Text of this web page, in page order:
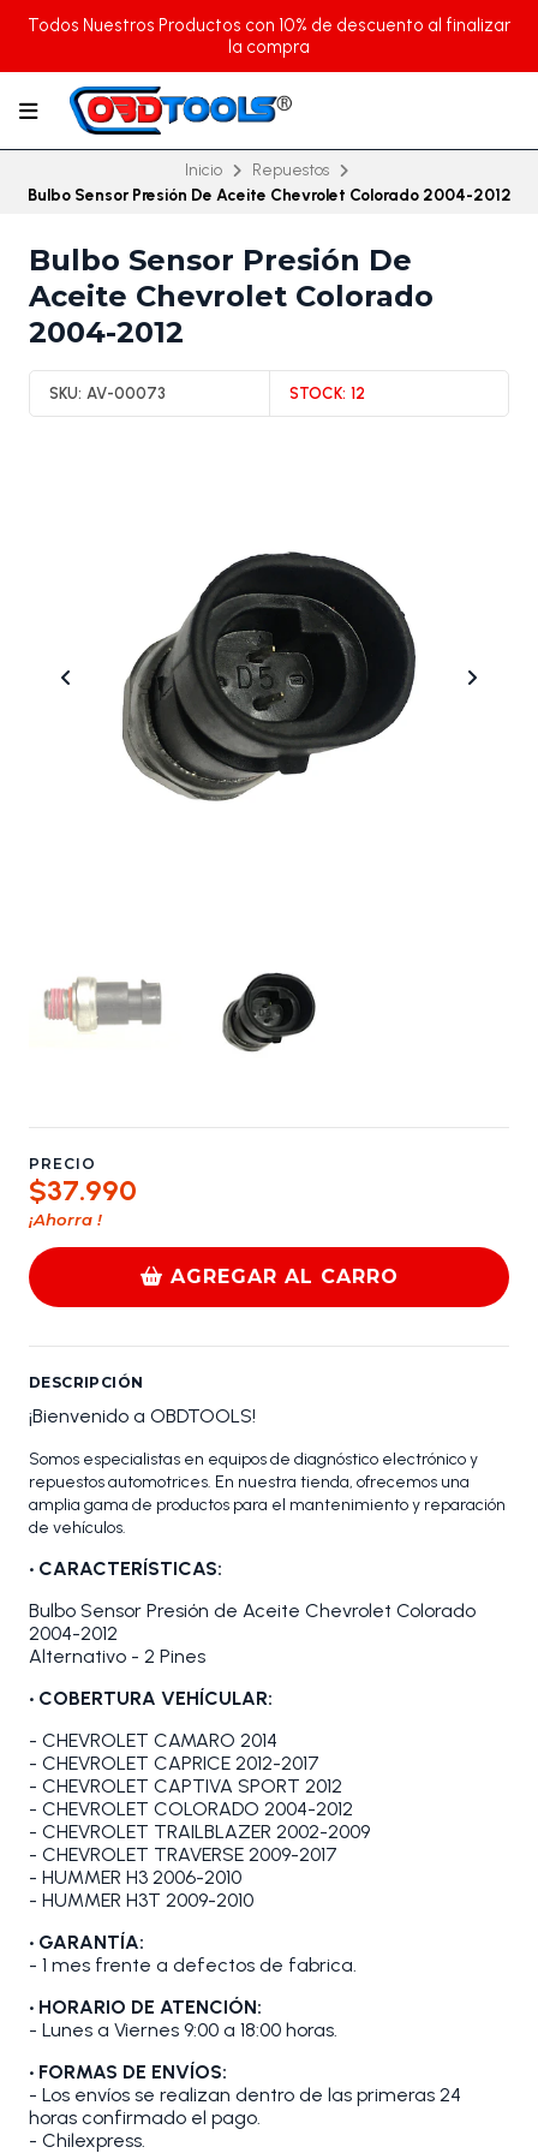
Todos Nuestros Productos con 10% de descuento al finalizar
la compra
Inicio
Repuestos
Bulbo Sensor Presión De Aceite Chevrolet Colorado 2004-2012
Bulbo Sensor Presión De
Aceite Chevrolet Colorado
2004-2012
SKU: AV-00073 STOCK: 12
PRECIO
$37.990
¡Ahorra !
AGREGAR AL CARRO
DESCRIPCIÓN
¡Bienvenido a OBDTOOLS!
Somos especialistas en equipos de diagnóstico electrónico y
repuestos automotrices. En nuestra tienda, ofrecemos una
amplia gama de productos para el mantenimiento y reparación
de vehículos.
• CARACTERÍSTICAS:
Bulbo Sensor Presión de Aceite Chevrolet Colorado
2004-2012
Alternativo - 2 Pines
• COBERTURA VEHÍCULAR:
- CHEVROLET CAMARO 2014
- CHEVROLET CAPRICE 2012-2017
- CHEVROLET CAPTIVA SPORT 2012
- CHEVROLET COLORADO 2004-2012
- CHEVROLET TRAILBLAZER 2002-2009
- CHEVROLET TRAVERSE 2009-2017
- HUMMER H3 2006-2010
- HUMMER H3T 2009-2010
• GARANTÍA:
- 1 mes frente a defectos de fabrica.
• HORARIO DE ATENCIÓN:
- Lunes a Viernes 9:00 a 18:00 horas.
• FORMAS DE ENVÍOS:
- Los envíos se realizan dentro de las primeras 24
horas confirmado el pago.
- Chilexpress.